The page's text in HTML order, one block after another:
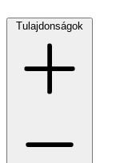
Tulajdonságok